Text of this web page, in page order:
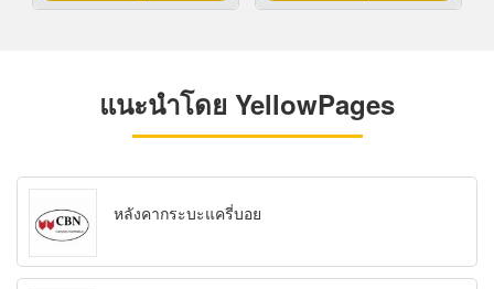
แนะนำโดย YellowPages
หลังคากระบะแครี่บอย